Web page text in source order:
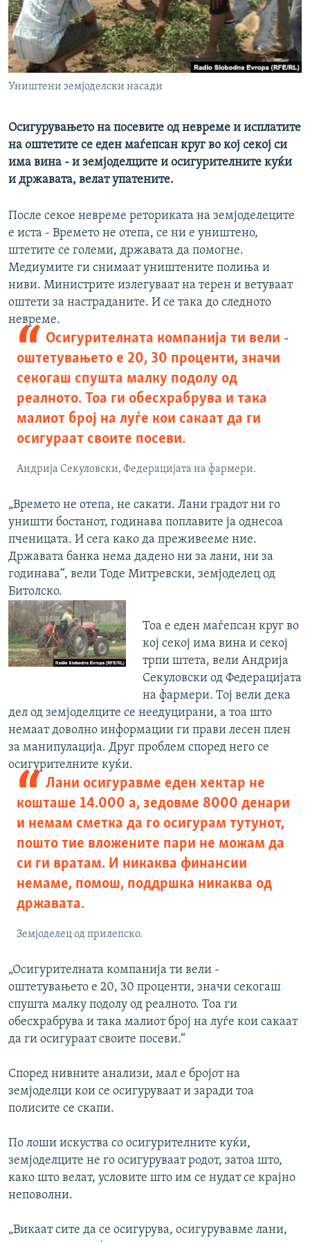
РСЕ веб страници
Уништени земјоделски насади
Осигурувањето на посевите од невреме и исплатите
на оштетите се еден маѓепсан круг во кој секој си
има вина - и земјоделците и осигурителните куќи
и државата, велат упатените.
После секое невреме реториката на земјоделеците
е иста - Времето не отепа, се ни е уништено,
штетите се големи, државата да помогне.
Медиумите ги снимаат уништените полиња и
ниви. Министрите излегуваат на терен и ветуваат
оштети за настраданите. И се така до следното
невреме.
Осигурителната компанија ти вели -
оштетувањето е 20, 30 проценти, значи
секогаш спушта малку подолу од
реалното. Тоа ги обесхрабрува и така
малиот број на луѓе кои сакаат да ги
осигураат своите посеви.
Андрија Секуловски, Федерацијата на фармери.
„Времето не отепа, не сакати. Лани градот ни го
уништи бостанот, годинава поплавите ја однесоа
пченицата. И сега како да преживееме ние.
Државата банка нема дадено ни за лани, ни за
годинава“, вели Тоде Митревски, земјоделец од
Битолско.
Тоа е еден маѓепсан круг во
кој секој има вина и секој
трпи штета, вели Андрија
Секуловски од Федерацијата
на фармери. Тој вели дека
дел од земјоделците се неедуцирани, а тоа што
немаат доволно информации ги прави лесен плен
за манипулација. Друг проблем според него се
осигурителните куќи.
Лани осигуравме еден хектар не
кошташе 14.000 а, зедовме 8000 денари
и немам сметка да го осигурам тутунот,
пошто тие вложените пари не можам да
си ги вратам. И никаква финансии
немаме, помош, поддршка никаква од
државата.
Земјоделец од прилепско.
„Осигурителната компанија ти вели -
оштетувањето е 20, 30 проценти, значи секогаш
спушта малку подолу од реалното. Тоа ги
обесхрабрува и така малиот број на луѓе кои сакаат
да ги осигураат своите посеви.“
Според нивните анализи, мал е бројот на
земјоделци кои се осигуруваат и заради тоа
полисите се скапи.
По лоши искуства со осигурителните куќи,
земјоделците не го осигуруваат родот, затоа што,
како што велат, условите што им се нудат се крајно
неповолни.
„Викаат сите да се осигурува, осигурувавме лани,